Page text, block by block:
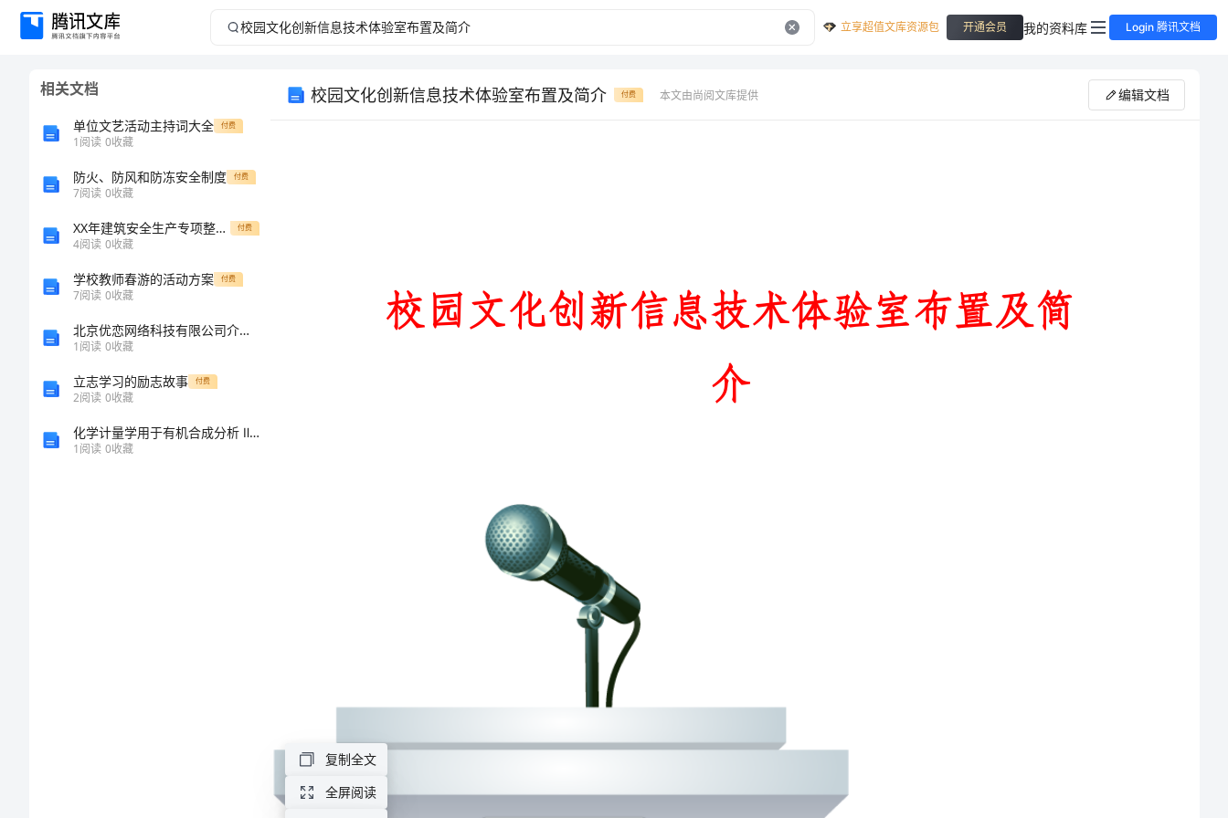
校
立享超值文库资源包 开通会员 我的资料库 Login 腾讯文档
相关文档
单位文艺活动主持词大全 付费
1阅读 0收藏
防火、防风和防冻安全制度 付费
7阅读 0收藏
XX年建筑安全生产专项整治实施方案 付费
4阅读 0收藏
学校教师春游的活动方案 付费
7阅读 0收藏
北京优恋网络科技有限公司介绍企业发展分析报告
1阅读 0收藏
立志学习的励志故事 付费
2阅读 0收藏
化学计量学用于有机合成分析 Ⅱ.呋喃催化加氢
1阅读 0收藏
校园文化创新信息技术体验室布置及简介 付费 本文由尚阅文库提供 编辑文档
介
姓名：XXX
复制全文
全屏阅读